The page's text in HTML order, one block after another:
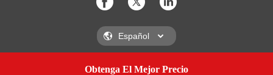
Obtenga El Mejor Precio
Shenzhen Wang Xin Yuan Electronic Technology Co., Ltd.
Get A Quote